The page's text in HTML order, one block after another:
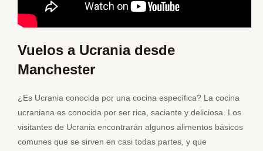
Vuelos a Ucrania desde
Manchester
¿Es Ucrania conocida por una cocina específica? La cocina
ucraniana es conocida por ser rica, saciante y deliciosa. Los
visitantes de Ucrania encontrarán algunos alimentos básicos
comunes que se sirven en casi todas partes, y que